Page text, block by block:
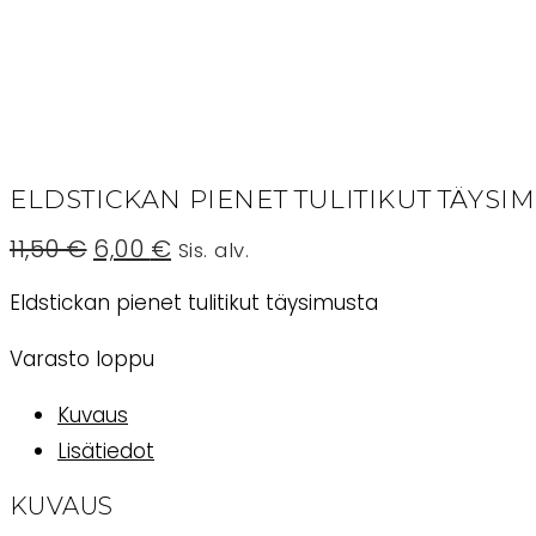
ELDSTICKAN PIENET TULITIKUT
11,50€ Alkuperäinen
hinta
oli:
11,50 €.
6,00 € Nykyinen
hinta
on:
6,00 €.
Sis. alv.
Eldstickan pienet tulitikut täysimusta
Varasto loppu
Kuvaus
Lisätiedot
KUVAUS